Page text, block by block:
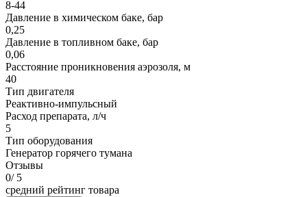
8-44
Давление в химическом баке, бар
0,25
Давление в топливном баке, бар
0,06
Расстояние проникновения аэрозоля, м
40
Тип двигателя
Реактивно-импульсный
Расход препарата, л/ч
5
Тип оборудования
Генератор горячего тумана
Отзывы
0/ 5
средний рейтинг товара